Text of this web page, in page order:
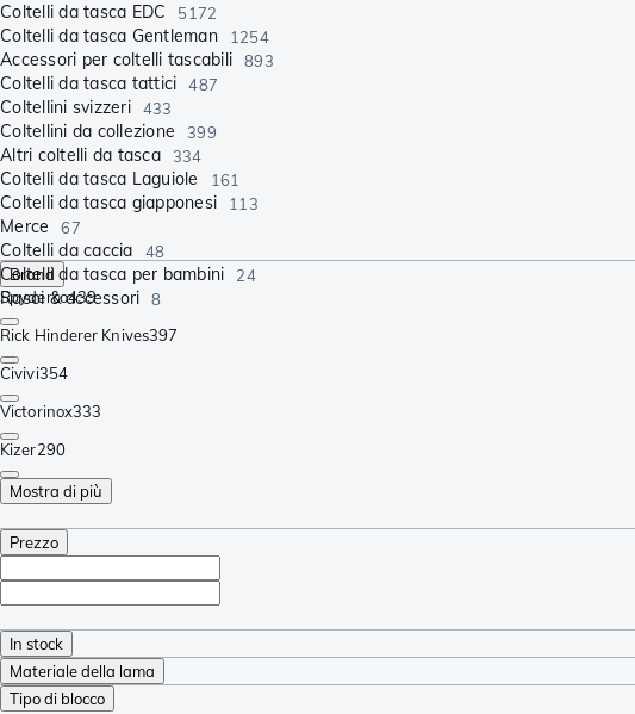
Coltelli da tasca EDC 5172
Coltelli da tasca Gentleman 1254
Accessori per coltelli tascabili 893
Coltelli da tasca tattici 487
Coltellini svizzeri 433
Coltellini da collezione 399
Altri coltelli da tasca 334
Coltelli da tasca Laguiole 161
Coltelli da tasca giapponesi 113
Merce 67
Coltelli da caccia 48
Coltelli da tasca per bambini 24
Rasoi & accessori 8
Brand
Spyderco439
Rick Hinderer Knives397
Civivi354
Victorinox333
Kizer290
Mostra di più
Prezzo
In stock
Materiale della lama
Tipo di blocco